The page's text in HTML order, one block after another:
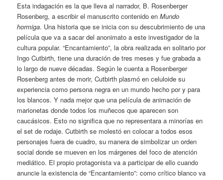
Esta indagación es la que lleva al narrador, B. Rosenberger
Rosenberg, a escribir el manuscrito contenido enMundo
hormiga. Una historia que se inicia con su descubrimiento de una
película que va a sacar del anonimato a este investigador de la
cultura popular. “Encantamiento”, la obra realizada en solitario por
Ingo Cutbirth, tiene una duración de tres meses y fue grabada a
lo largo de nueve décadas. Según le cuenta a Rosenberger
Rosenberg antes de morir, Cutbirth plasmó en celuloide su
experiencia como persona negra en un mundo hecho por y para
los blancos. Y nada mejor que una película de animación de
marionetas donde todos los muñecos que aparecen son
caucásicos. Esto no significa que no representara a minorías en
el set de rodaje. Cutbirth se molestó en colocar a todos esos
personajes fuera de cuadro, su manera de simbolizar un orden
social donde se mueven en los márgenes del foco de atención
mediático. El propio protagonista va a participar de ello cuando
anuncie la existencia de “Encantamiento”: como crítico blanco va